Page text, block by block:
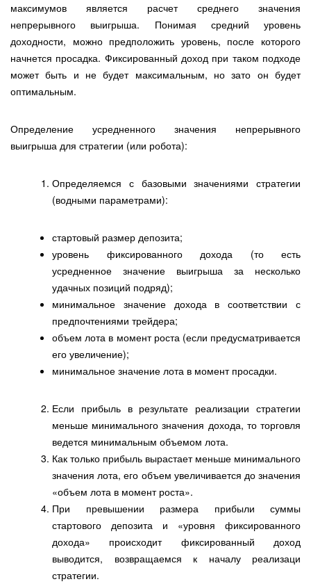
максимумов является расчет среднего значения
непрерывного выигрыша. Понимая средний уровень
доходности, можно предположить уровень, после которого
начнется просадка. Фиксированный доход при таком подходе
может быть и не будет максимальным, но зато он будет
оптимальным.
Определение усредненного значения непрерывного
выигрыша для стратегии (или робота):
Определяемся с базовыми значениями стратегии
(водными параметрами):
стартовый размер депозита;
уровень фиксированного дохода (то есть
усредненное значение выигрыша за несколько
удачных позиций подряд);
минимальное значение дохода в соответствии с
предпочтениями трейдера;
объем лота в момент роста (если предусматривается
его увеличение);
минимальное значение лота в момент просадки.
Если прибыль в результате реализации стратегии
меньше минимального значения дохода, то торговля
ведется минимальным объемом лота.
Как только прибыль вырастает меньше минимального
значения лота, его объем увеличивается до значения
«объем лота в момент роста».
При превышении размера прибыли суммы
стартового депозита и «уровня фиксированного
дохода» происходит фиксированный доход
выводится, возвращаемся к началу реализаци
стратегии.